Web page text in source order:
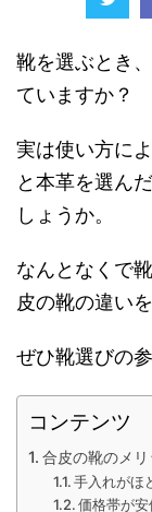
靴を選ぶとき
ていますか？
実は使い方に
と本革を選ん
しょうか。
なんとなくで
皮の靴の違い
ぜひ靴選びの
コンテンツ
合皮の靴のメリ
手入れがほ
価格帯が